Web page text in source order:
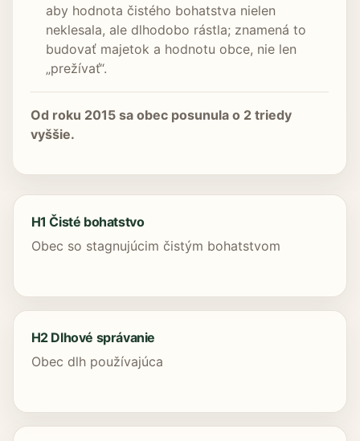
aby hodnota čistého bohatstva nielen
neklesala, ale dlhodobo rástla; znamená to
budovať majetok a hodnotu obce, nie len
„prežívať“.
Od roku 2015 sa obec posunula o 2 triedy
vyššie.
H1 Čisté bohatstvo
Obec so stagnujúcim čistým bohatstvom
H2 Dlhové správanie
Obec dlh používajúca